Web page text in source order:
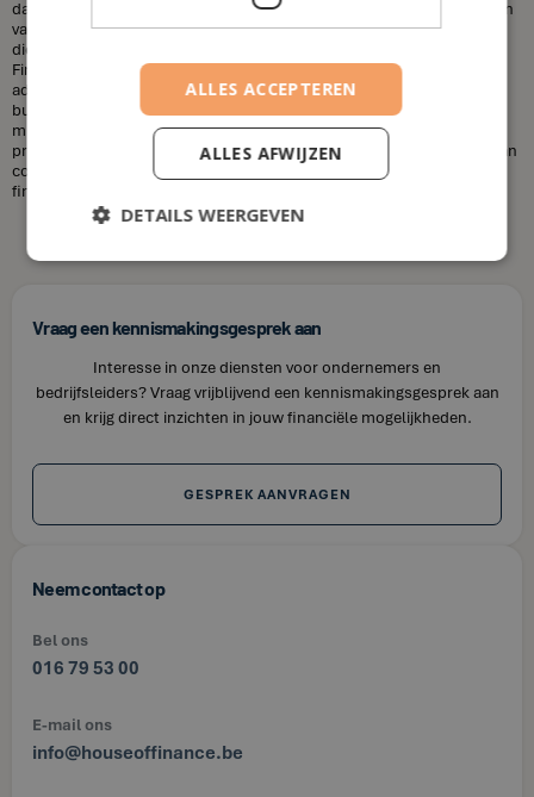
dat financieel adviseurs duur zijn. Dit is niet altijd het geval. De kosten
van een financieel adviseur kunnen variëren, afhankelijk van de
diensten die u nodig heeft en uw financiële situatie. Bij House of
Finance bieden wij betaalbare tarieven voor onze financiële
adviesdiensten, zodat u uw financiën kunt optimaliseren zonder uw
budget te overschrijden. Kortom, laat u niet misleiden door de
misvattingen over financieel adviseurs. Als u op zoek bent naar
professioneel en betrouwbaar financieel advies in Ettelgem, neem dan
contact op met House of Finance. Wij staan klaar om u te helpen uw
financiële doelen te bereiken.
Vraag een kennismakingsgesprek aan
Interesse in onze diensten voor ondernemers en
bedrijfsleiders? Vraag vrijblijvend een kennismakingsgesprek aan
en krijg direct inzichten in jouw financiële mogelijkheden.
GESPREK AANVRAGEN
Neem contact op
Bel ons
016 79 53 00
E-mail ons
info@houseoffinance.be
ALLES ACCEPTEREN
ALLES AFWIJZEN
DETAILS WEERGEVEN